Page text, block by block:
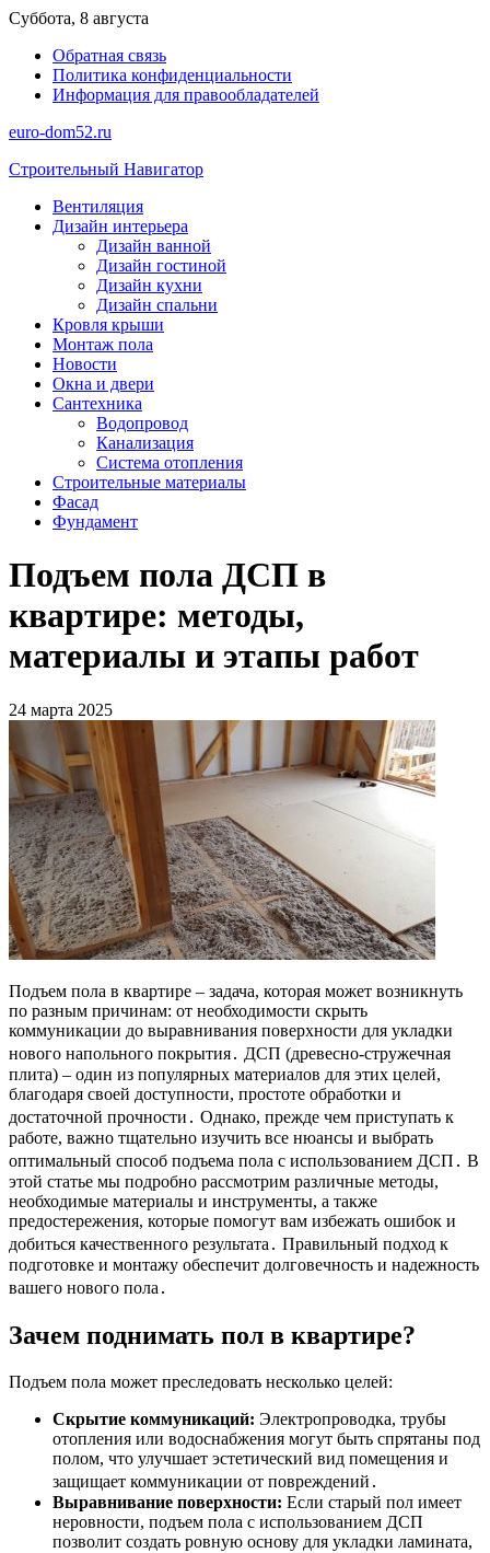
Перейти
содержимому
Суббота, 8 августа
Обратная связь
Политика конфиденциальности
Информация для правообладателей
euro-dom52.ru
Строительный Навигатор
Вентиляция
Дизайн интерьера
Дизайн ванной
Дизайн гостиной
Дизайн кухни
Дизайн спальни
Кровля крыши
Монтаж пола
Новости
Окна и двери
Сантехника
Водопровод
Канализация
Система отопления
Строительные материалы
Фасад
Фундамент
Подъем пола ДСП в
квартире: методы,
материалы и этапы работ
24 марта 2025
Подъем пола в квартире – задача, которая может возникнуть
по разным причинам: от необходимости скрыть
коммуникации до выравнивания поверхности для укладки
нового напольного покрытия․ ДСП (древесно-стружечная
плита) – один из популярных материалов для этих целей,
благодаря своей доступности, простоте обработки и
достаточной прочности․ Однако, прежде чем приступать к
работе, важно тщательно изучить все нюансы и выбрать
оптимальный способ подъема пола с использованием ДСП․ В
этой статье мы подробно рассмотрим различные методы,
необходимые материалы и инструменты, а также
предостережения, которые помогут вам избежать ошибок и
добиться качественного результата․ Правильный подход к
подготовке и монтажу обеспечит долговечность и надежность
вашего нового пола․
Зачем поднимать пол в квартире?
Подъем пола может преследовать несколько целей:
Скрытие коммуникаций: Электропроводка, трубы
отопления или водоснабжения могут быть спрятаны под
полом, что улучшает эстетический вид помещения и
защищает коммуникации от повреждений․
Выравнивание поверхности: Если старый пол имеет
неровности, подъем пола с использованием ДСП
позволит создать ровную основу для укладки ламината,